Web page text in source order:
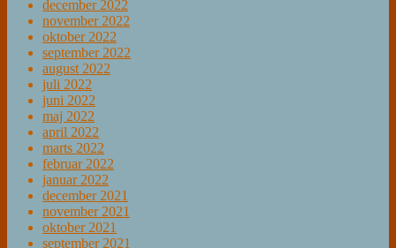
december 2022
november 2022
oktober 2022
september 2022
august 2022
juli 2022
juni 2022
maj 2022
april 2022
marts 2022
februar 2022
januar 2022
december 2021
november 2021
oktober 2021
september 2021